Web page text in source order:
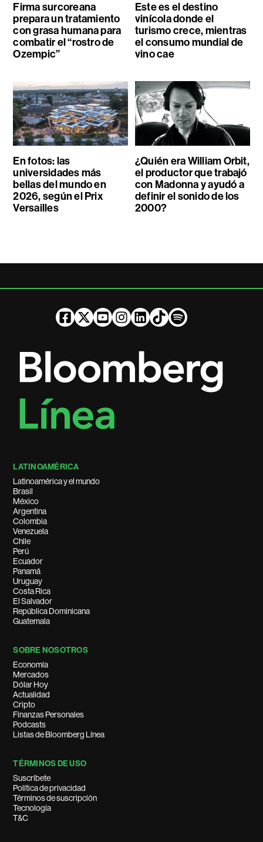
Firma surcoreana
prepara un tratamiento
con grasa humana para
combatir el “rostro de
Ozempic”
Este es el destino
vinícola donde el
turismo crece, mientras
el consumo mundial de
vino cae
En fotos: las
universidades más
bellas del mundo en
2026, según el Prix
Versailles
¿Quién era William Orbit,
el productor que trabajó
con Madonna y ayudó a
definir el sonido de los
2000?
LATINOAMÉRICA
Latinoamérica y el mundo
Brasil
México
Argentina
Colombia
Venezuela
Chile
Perú
Ecuador
Panamá
Uruguay
Costa Rica
El Salvador
República Dominicana
Guatemala
SOBRE NOSOTROS
Economía
Mercados
Dólar Hoy
Actualidad
Cripto
Finanzas Personales
Podcasts
Listas de Bloomberg Línea
TÉRMINOS DE USO
Suscríbete
Política de privacidad
Términos de suscripción
Tecnología
T&C